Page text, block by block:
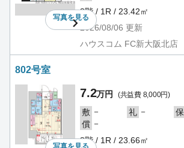
写真を見る
8階 / 1R / 23.42㎡
2026/08/06 更新
ハウスコム FC新大阪北店
802号室
写真を見る
7.2万円 (共益費 8,000円)
敷 － 礼 － 保
償 －
8階 / 1R / 23.66㎡